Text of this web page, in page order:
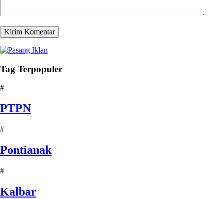
Tag Terpopuler
#
PTPN
#
Pontianak
#
Kalbar